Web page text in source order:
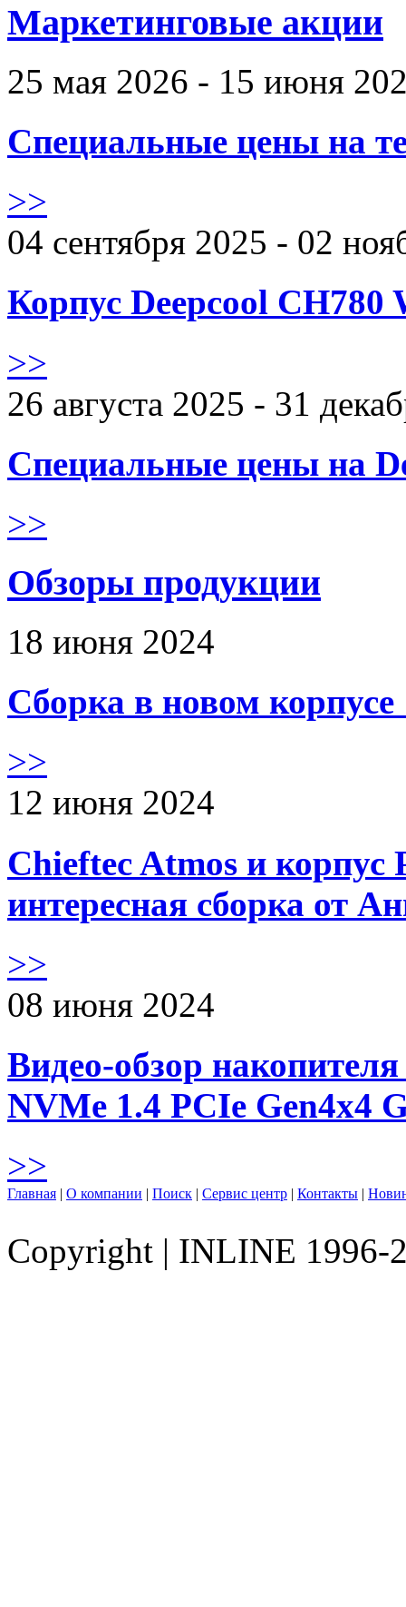
Маркетинговые акции
25 мая 2026 - 15 июня
Специальные цены на
>>
04 сентября 2025 - 02
Корпус Deepcool CH780
>>
26 августа 2025 - 31
Специальные цены на
>>
Обзоры продукции
18 июня 2024
Сборка в новом
>>
12 июня 2024
Chieftec Atmos и корпус
интересная сборка от
>>
08 июня 2024
Видео-обзор
NVMe 1.4 PCIe Gen4х4
>>
Главная | О компании | Поиск | Сервис центр | Контакты |
Copyright | INLINE 1996-